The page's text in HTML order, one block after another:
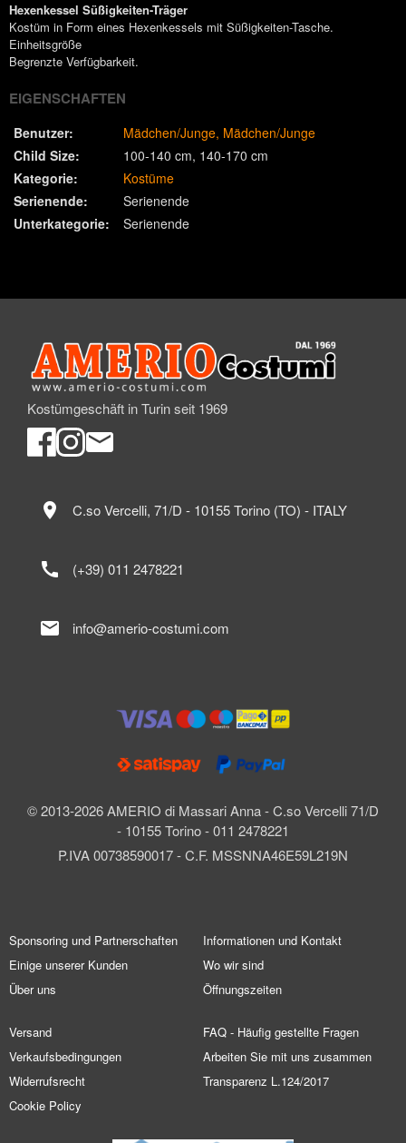
Hexenkessel Süßigkeiten-Träger
Kostüm in Form eines Hexenkessels mit Süßigkeiten-Tasche.
Einheitsgröße
Begrenzte Verfügbarkeit.
EIGENSCHAFTEN
Benutzer: Mädchen/Junge Mädchen/Junge
Child Size:
100-140 cm 140-170 cm
Kategorie:
Kostüme
Serienende:
Serienende
Unterkategorie:
Serienende
Kostümgeschäft in Turin seit 1969
© 2013-2026 AMERIO di Massari Anna - C.so Vercelli 71/D
- 10155 Torino - 011 2478221
P.IVA 00738590017 - C.F. MSSNNA46E59L219N
location_on C.so Vercelli, 71/D - 10155 Torino (TO) - ITALY
call (+39) 011 2478221
mail info@amerio-costumi.com
Sponsoring und Partnerschaften
Einige unserer Kunden
Über uns
Informationen und Kontakt
Wo wir sind
Öffnungszeiten
Versand
Verkaufsbedingungen
Widerrufsrecht
Cookie Policy
FAQ - Häufig gestellte Fragen
Arbeiten Sie mit uns zusammen
Transparenz L.124/2017